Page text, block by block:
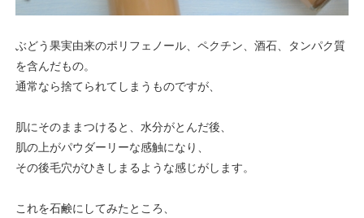
ぶどう果実由来のポリフェノール、ペクチン、酒石、タンパク質
を含んだもの。
通常なら捨てられてしまうものですが、
肌にそのままつけると、水分がとんだ後、
肌の上がパウダーリーな感触になり、
その後毛穴がひきしまるような感じがします。
これを石鹸にしてみたところ、